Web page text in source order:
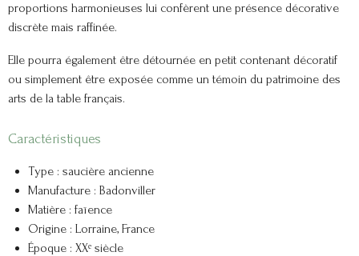
proportions harmonieuses lui confèrent une présence décorative
discrète mais raffinée.
Elle pourra également être détournée en petit contenant décoratif
ou simplement être exposée comme un témoin du patrimoine des
arts de la table français.
Caractéristiques
Type : saucière ancienne
Manufacture : Badonviller
Matière : faïence
Origine : Lorraine, France
Époque : XXᵉ siècle